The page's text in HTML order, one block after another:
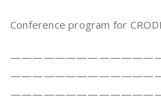
Conference program for